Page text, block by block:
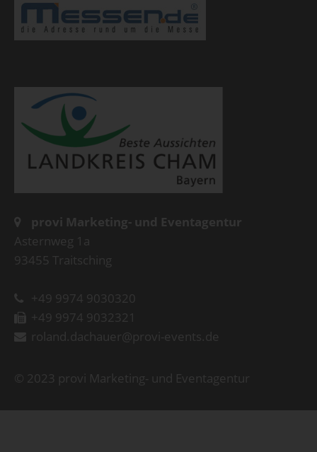
provi Marketing- und Eventagentur
Asternweg 1a
93455 Traitsching
+49 9974 9030320
+49 9974 9032321
roland.dachauer@provi-events.de
© 2023 provi Marketing- und Eventagentur